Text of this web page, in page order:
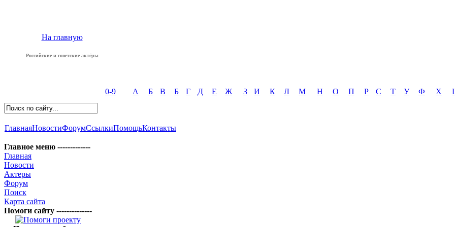
На главную
Российские и советские актёры
0-9 А Б В Б Г Д Е Ж З И К Л М Н О П Р С Т У Ф Х
ГлавнаяНовостиФорумСсылкиПомощьКонтакты
Главное меню -------------
Главная
Новости
Актеры
Форум
Поиск
Карта сайта
Помоги сайту --------------